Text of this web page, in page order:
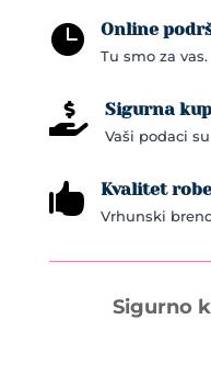
 Online
Tu smo za vas.
 Sigurna
Vaši podaci
 Kvalitet
Vrhunski
Sigurno